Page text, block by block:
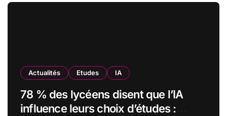
Actualités Etudes IA
78 % des lycéens disent que l’IA
influence leurs choix d’études :